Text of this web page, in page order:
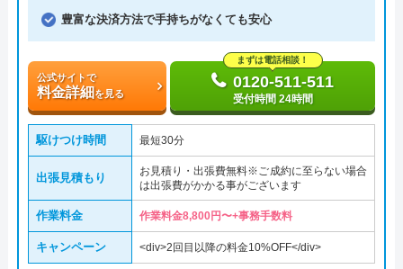
豊富な決済方法で手持ちがなくても安心
公式サイトで
料金詳細を見る
まずは電話相談！
0120-511-511
受付時間 24時間
駆けつけ時間 最短30分
出張見積もり
お見積り・出張費無料※ご成約に至らない場合
は出張費がかかる事がございます
作業料金 作業料金8,800円〜+事務手数料
キャンペーン <div>2回目以降の料金10%OFF</div>